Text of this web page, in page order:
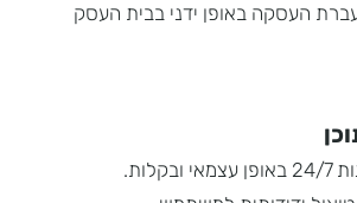
העסקה באופן ידני בבית העסק